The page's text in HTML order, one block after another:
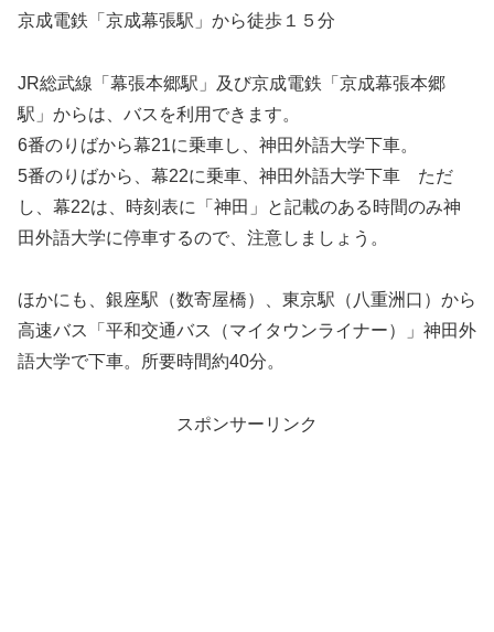
京成電鉄「京成幕張駅」から徒歩１５分
JR総武線「幕張本郷駅」及び京成電鉄「京成幕張本郷
駅」からは、バスを利用できます。
6番のりばから幕21に乗車し、神田外語大学下車。
5番のりばから、幕22に乗車、神田外語大学下車 ただ
し、幕22は、時刻表に「神田」と記載のある時間のみ神
田外語大学に停車するので、注意しましょう。
ほかにも、銀座駅（数寄屋橋）、東京駅（八重洲口）から
高速バス「平和交通バス（マイタウンライナー）」神田外
語大学で下車。所要時間約40分。
スポンサーリンク